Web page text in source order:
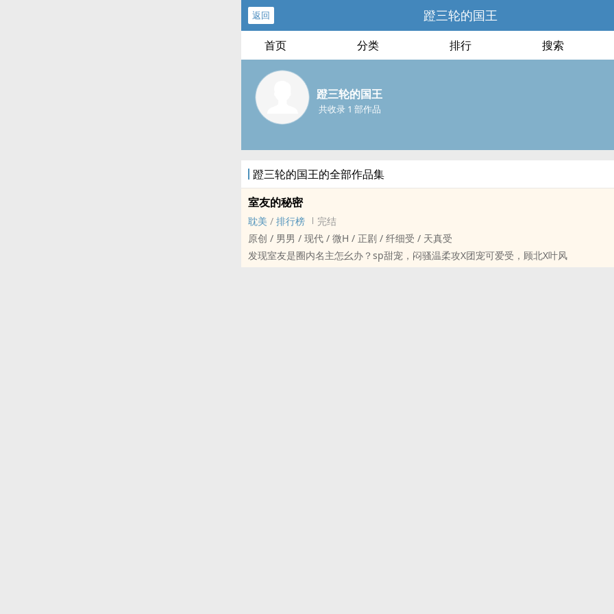
返回 蹬三轮的国王
首页 分类 排行 搜索
蹬三轮的国王
共收录 1 部作品
蹬三轮的国王的全部作品集
室友的秘密
‍‌‎耽‎‌‌美‍ / 排行榜
完结
原创 / ‎‍男‍‌男‍‎ / 现代 / 微H / 正剧 / 纤细受 / 天真受
发现室友是圈内名主怎幺办？sp甜宠，闷骚温柔攻X团宠可爱受，顾北X叶风